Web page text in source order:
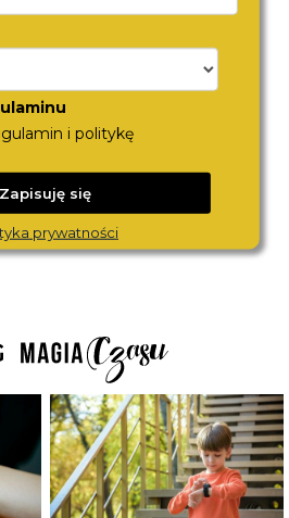
MICHAEL KORS
i politykę
Zapisuję się
prywatności